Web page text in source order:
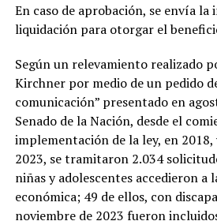
En caso de aprobación, se envía la
liquidación para otorgar el
Según un relevamiento realizado
Kirchner por medio de un pedido
comunicación” presentado en
Senado de la Nación, desde el
implementación de la ley, en
2023, se tramitaron 2.034
niñas y adolescentes accedieron a
económica; 49 de ellos, con
noviembre de 2023 fueron